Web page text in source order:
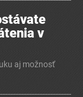
v
aj možnosť